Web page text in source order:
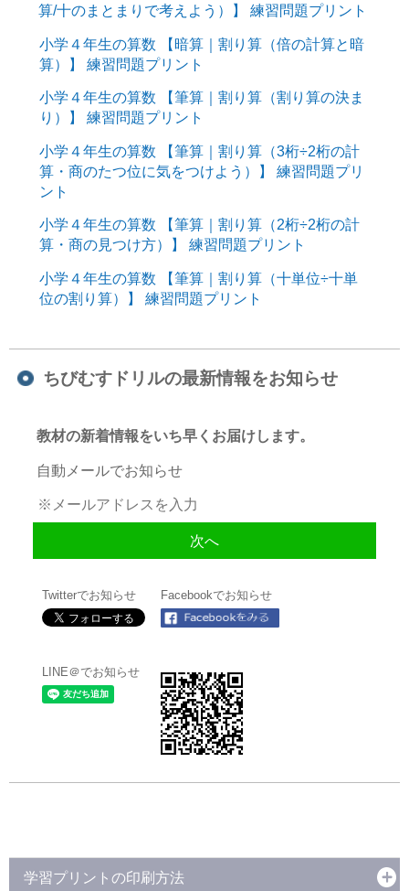
算/十のまとまりで考えよう）】 練習問題プリント
小学４年生の算数 【暗算｜割り算（倍の計算と暗
算）】 練習問題プリント
小学４年生の算数 【筆算｜割り算（割り算の決ま
り）】 練習問題プリント
小学４年生の算数 【筆算｜割り算（3桁÷2桁の計
算・商のたつ位に気をつけよう）】 練習問題プリ
ント
小学４年生の算数 【筆算｜割り算（2桁÷2桁の計
算・商の見つけ方）】 練習問題プリント
小学４年生の算数 【筆算｜割り算（十単位÷十単
位の割り算）】 練習問題プリント
ちびむすドリルの最新情報をお知らせ
教材の新着情報をいち早くお届けします。
自動メールでお知らせ
Twitterでお知らせ Facebookでお知らせ
LINE＠でお知らせ
学習プリントの印刷方法